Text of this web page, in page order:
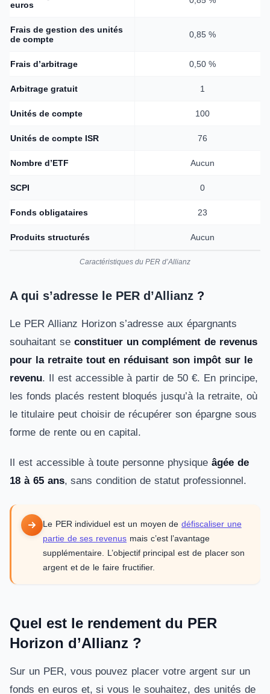
euros
Frais de gestion des unités
de compte
0,85 %
Frais d’arbitrage 0,50 %
Arbitrage gratuit 1
Unités de compte 100
Unités de compte ISR 76
Nombre d’ETF Aucun
SCPI 0
Fonds obligataires 23
Produits structurés Aucun
Caractéristiques du PER d’Allianz
A qui s’adresse le PER d’Allianz ?
Le PER Allianz Horizon s’adresse aux épargnants
souhaitant se constituer un complément de revenus
pour la retraite tout en réduisant son impôt sur le
revenu. Il est accessible à partir de 50 €. En principe,
les fonds placés restent bloqués jusqu’à la retraite, où
le titulaire peut choisir de récupérer son épargne sous
forme de rente ou en capital.
Il est accessible à toute personne physique âgée de
18 à 65 ans, sans condition de statut professionnel.
Le PER individuel est un moyen dedéfiscaliser une
partie de ses revenus mais c’est l’avantage
supplémentaire. L’objectif principal est de placer son
argent et de le faire fructifier.
Quel est le rendement du PER
Horizon d’Allianz ?
Sur un PER, vous pouvez placer votre argent sur un
fonds en euros et, si vous le souhaitez, des unités de